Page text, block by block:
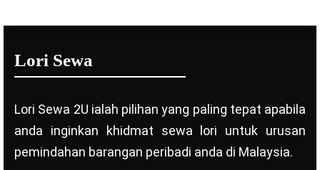
Lori Sewa
Lori Sewa 2U ialah pilihan yang paling tepat apabila
anda inginkan khidmat sewa lori untuk urusan
pemindahan barangan peribadi anda di Malaysia.